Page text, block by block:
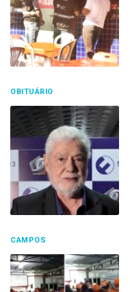
OBITUÁRIO
CAMPOS